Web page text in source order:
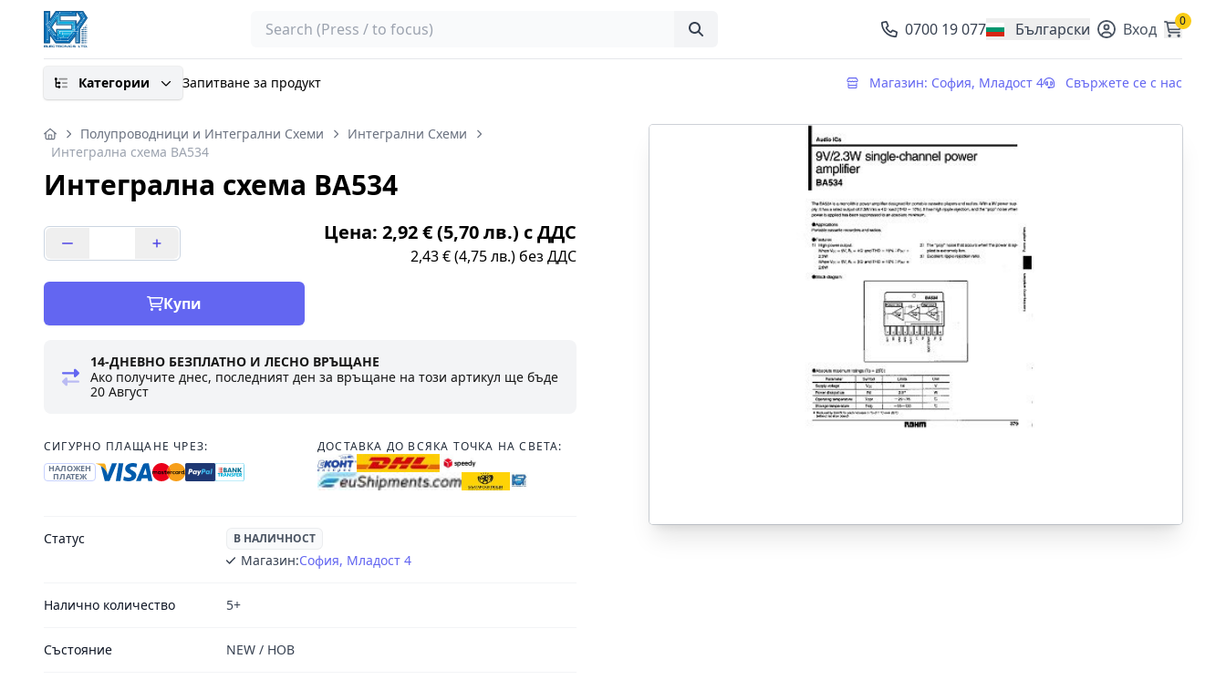
Search 0700 19 077 Български
, change currency Вход 0
Категории Запитване за продукт Магазин: София, Младост 4 Свържете се с нас
Полупроводници и Интегрални Схеми
Интегрални Схеми
Интегрална схема BA534
Интегрална схема BA534
Цена: 2,92 € (5,70 лв.) с ДДС
2,43 € (4,75 лв.) без ДДС
Купи
14-ДНЕВНО БЕЗПЛАТНО И ЛЕСНО ВРЪЩАНЕ
Ако получите днес, последният ден за връщане на този артикул ще бъде
20 Август
СИГУРНО ПЛАЩАНЕ ЧРЕЗ:
НАЛОЖЕН
ПЛАТЕЖ
ДОСТАВКА ДО ВСЯКА ТОЧКА НА СВЕТА:
Статус В НАЛИЧНОСТ
Магазин:София, Младост 4
Налично количество 5+
Състояние NEW / НОВ